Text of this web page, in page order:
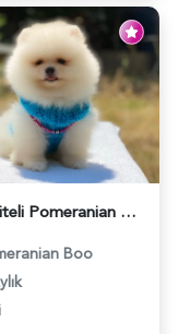
Kaliteli Pomeranian Boo Yavrusu – Irk Garantili - 6002
Boo